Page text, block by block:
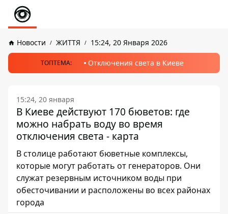
Новости ЖИТТЯ 15:24, 20 Января 2026
ТОПТЕМА: Отключения света в Киеве
15:24, 20 января
В Киеве действуют 170 бюветов: где
можно набрать воду во время
отключения света - карта
В столице работают бюветные комплексы,
которые могут работать от генераторов. Они
служат резервным источником воды при
обесточивании и расположены во всех районах
города